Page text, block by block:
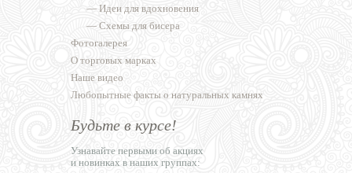
— Идеи для вдохновения
— Схемы для бисера
Фотогалерея
О торговых марках
Наше видео
Любопытные факты о натуральных камнях
Будьте в курсе!
Узнавайте первыми об акциях
и новинках в наших группах: